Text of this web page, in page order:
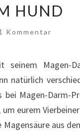
HUND
Kommentar
seinem Magen-
natürlich
Magen-Darm-
eurem
aus